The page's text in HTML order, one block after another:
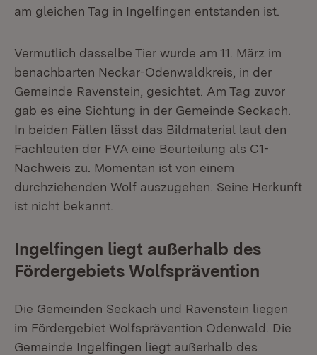
am gleichen Tag in Ingelfingen entstanden ist.
Vermutlich dasselbe Tier wurde am 11. März im
benachbarten Neckar-Odenwaldkreis, in der
Gemeinde Ravenstein, gesichtet. Am Tag zuvor
gab es eine Sichtung in der Gemeinde Seckach.
In beiden Fällen lässt das Bildmaterial laut den
Fachleuten der FVA eine Beurteilung als C1-
Nachweis zu. Momentan ist von einem
durchziehenden Wolf auszugehen. Seine Herkunft
ist nicht bekannt.
Ingelfingen liegt außerhalb des
Fördergebiets Wolfsprävention
Die Gemeinden Seckach und Ravenstein liegen
im Fördergebiet Wolfsprävention Odenwald. Die
Gemeinde Ingelfingen liegt außerhalb des